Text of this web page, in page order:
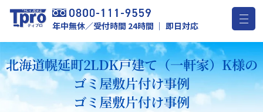
年中無休／受付時間 24時間 ｜ 即日対応
北海道幌延町2LDK戸建て（一軒家）K様の
ゴミ屋敷片付け事例
ゴミ屋敷片付け事例